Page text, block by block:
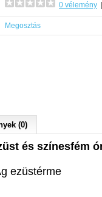
0 vélemény
Megosztás
(0)
és színesfém
ezüstérme